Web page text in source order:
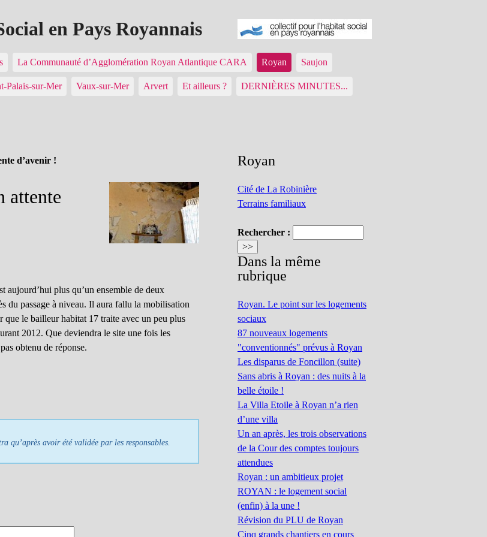
en Pays Royannais
La Communauté d’Agglomération Royan Atlantique CARA Royan Saujon
Palais-sur-Mer Vaux-sur-Mer Arvert Et ailleurs ? DERNIÈRES MINUTES...
d’avenir !
attente
aujourd’hui plus qu’un ensemble de deux
du passage à niveau. Il aura fallu la mobilisation
le bailleur habitat 17 traite avec un peu plus
2012. Que deviendra le site une fois les
obtenu de réponse.
avoir été validée par les responsables.
Royan
Cité de La Robinière
Terrains familiaux
Rechercher :
Dans la même
rubrique
Royan. Le point sur les logements
sociaux
87 nouveaux logements
"conventionnés" prévus à Royan
Les disparus de Foncillon (suite)
Sans abris à Royan : des nuits à la
belle étoile !
La Villa Etoile à Royan n’a rien
d’une villa
Un an après, les trois observations
de la Cour des comptes toujours
attendues
Royan : un ambitieux projet
ROYAN : le logement social
(enfin) à la une !
Révision du PLU de Royan
Cinq grands chantiers en cours